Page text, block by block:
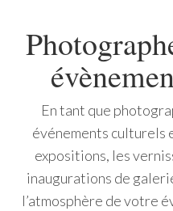
En tant que
événements culturels
expositions, les
inaugurations de
l’atmosphère de votre